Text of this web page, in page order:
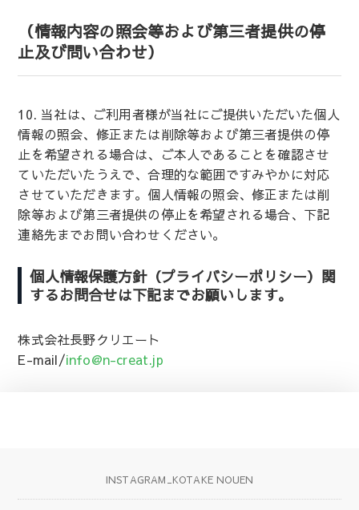
（情報内容の照会等および第三者提供の停
止及び問い合わせ）
10. 当社は、ご利用者様が当社にご提供いただいた個人
情報の照会、修正または削除等および第三者提供の停
止を希望される場合は、ご本人であることを確認させ
ていただいたうえで、合理的な範囲ですみやかに対応
させていただきます。個人情報の照会、修正または削
除等および第三者提供の停止を希望される場合、下記
連絡先までお問い合わせください。
個人情報保護方針（プライバシーポリシー）関
するお問合せは下記までお願いします。
株式会社長野クリエート
E-mail/info@n-creat.jp
INSTAGRAM_KOTAKE NOUEN